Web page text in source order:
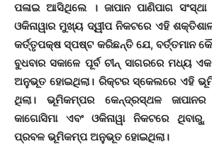
ପଳାଇ ଆସିଥିଲେ । ଜାପାନ ପାଣିପାଗ
ଓକିନାୱାର ମୁଖ୍ୟ ଦ୍ୱୀପ ନିକଟରେ ଏହି
କର୍ତ୍ତୃପକ୍ଷ ସ୍ପଷ୍ଟ କରିଛନ୍ତି ଯେ, ବର୍ତ୍ତମାନ
ବୁଧବାର ସକାଳେ ପୂର୍ବ ଚୀନ୍ ସାଗରରେ ମଧ୍ୟ
ଅନୁଭୂତ ହୋଇଥିଲା। ରିକ୍ଟର ସ୍କେଲରେ ଏହି
ଥିଲା। ଭୂମିକମ୍ପର କେନ୍ଦ୍ରସ୍ଥଳ
କାଗୋସିମା ଏବଂ ଓକିନାୱା ନିକଟରେ
ପ୍ରବଳ ଭୂମିକମ୍ପ ଅନୁଭୂତ ହୋଇଥିଲା।